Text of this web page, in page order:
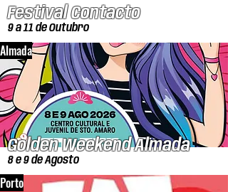
9 a 11 de Outubro
Festival Contacto
8 e 9 de Agosto
Golden Weekend Almada
Almada
Porto